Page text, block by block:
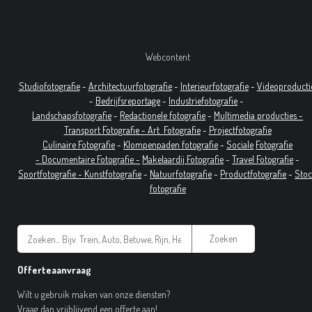
Webcontent
Studiofotografie- Architectuurfotografie- Interieurfotografie-
- Bedrijfsreportage- Industriefotografie-
Landschapsfotografie- Redactionele fotografie- Multimedia producties -
Transport Fotografie - Art Fotografie- Projectfotografie
Culinaire Fotografie- Klompenpaden fotografie-Sociale Fotografie
- Documentaire Fotografie- Makelaardij Fotografie-Travel Fotografie-
Sportfotografie - Kunstfotografie- Natuurfotografie- Productfotografie-
fotografie
Zoeken
Offerteaanvraag
Wilt u gebruik maken van onze diensten?
Vraag dan vrijblijvend een offerte aan!